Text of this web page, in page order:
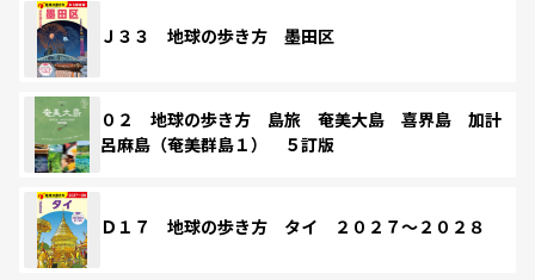
Ｊ３３ 地球の歩き方 墨田区
０２ 地球の歩き方 島旅 奄美大島 喜界島 加計
呂麻島（奄美群島１） ５訂版
Ｄ１７ 地球の歩き方 タイ ２０２７～２０２８